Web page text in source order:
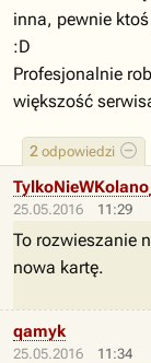
2 odpowiedzi
inna, pewnie
:D
Profesjonalnie
większość
25.05.2016 11:29
To rozwieszanie
nowa kartę.
25.05.2016 11:34
qamyk